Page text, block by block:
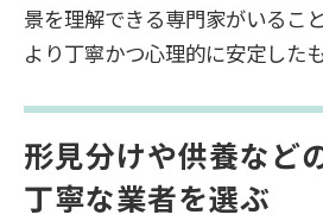
景を理解できる専門家がいるこ
より丁寧かつ心理的に安定した
形見分けや供養など
丁寧な業者を選ぶ